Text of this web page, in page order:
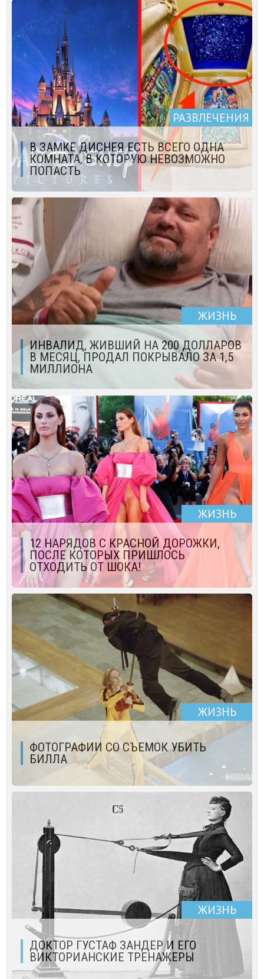
РАЗВЛЕЧЕНИЯ
В ЗАМКЕ ДИСНЕЯ ЕСТЬ ВСЕГО ОДНА
КОМНАТА, В КОТОРУЮ НЕВОЗМОЖНО
ПОПАСТЬ
ЖИЗНЬ
ИНВАЛИД, ЖИВШИЙ НА 200 ДОЛЛАРОВ
В МЕСЯЦ, ПРОДАЛ ПОКРЫВАЛО ЗА 1,5
МИЛЛИОНА
ЖИЗНЬ
12 НАРЯДОВ С КРАСНОЙ ДОРОЖКИ,
ПОСЛЕ КОТОРЫХ ПРИШЛОСЬ
ОТХОДИТЬ ОТ ШОКА!
ЖИЗНЬ
ФОТОГРАФИИ СО СЪЕМОК УБИТЬ
БИЛЛА
ЖИЗНЬ
ДОКТОР ГУСТАФ ЗАНДЕР И ЕГО
ВИКТОРИАНСКИЕ ТРЕНАЖЕРЫ